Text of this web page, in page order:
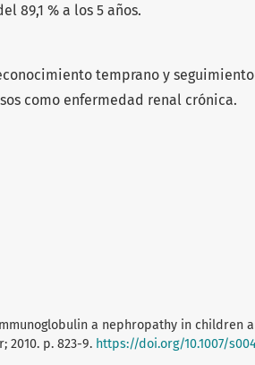
89,1 % a los 5 años.
temprano y
como enfermedad renal crónica.
a nephropathy in children
2010. p. 823-9. https://doi.org/10.1007/